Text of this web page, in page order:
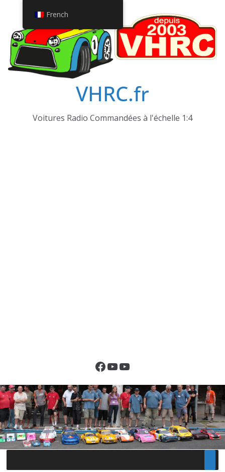
contenu
VHRC.fr
Voitures Radio Commandées à l'échelle 1:4
Facebook
YouTube
YouTube
French